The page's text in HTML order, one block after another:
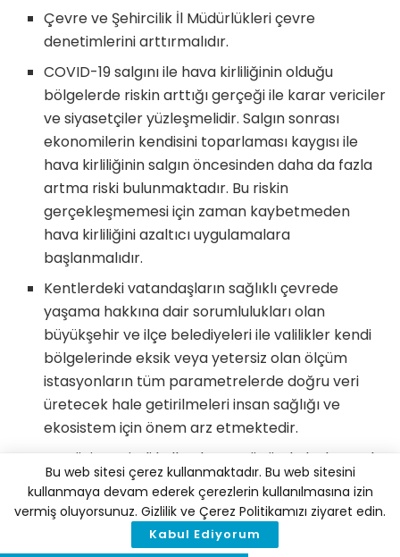
Çevre ve Şehircilik İl Müdürlükleri çevre
denetimlerini arttırmalıdır.
COVID-19 salgını ile hava kirliliğinin olduğu
bölgelerde riskin arttığı gerçeği ile karar vericiler
ve siyasetçiler yüzleşmelidir. Salgın sonrası
ekonomilerin kendisini toparlaması kaygısı ile
hava kirliliğinin salgın öncesinden daha da fazla
artma riski bulunmaktadır. Bu riskin
gerçekleşmemesi için zaman kaybetmeden
hava kirliliğini azaltıcı uygulamalara
başlanmalıdır.
Kentlerdeki vatandaşların sağlıklı çevrede
yaşama hakkına dair sorumlulukları olan
büyükşehir ve ilçe belediyeleri ile valilikler kendi
bölgelerinde eksik veya yetersiz olan ölçüm
istasyonların tüm parametrelerde doğru veri
üretecek hale getirilmeleri insan sağlığı ve
ekosistem için önem arz etmektedir.
Enerjinin verimli kullanılması yönünde hızlıca yol
alınmalıdır.
Kentlerin üst ve alt ölçekli planları hem hava
kirliliği sorununu çözmeye hem de iklim krizinin
Bu web sitesi çerez kullanmaktadır. Bu web sitesini
kullanmaya devam ederek çerezlerin kullanılmasına izin
vermiş oluyorsunuz. Gizlilik ve Çerez Politikamızı ziyaret edin.
Kabul Ediyorum